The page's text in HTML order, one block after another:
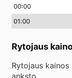
00:00
01:00
Rytojaus
Rytojaus
anksto.